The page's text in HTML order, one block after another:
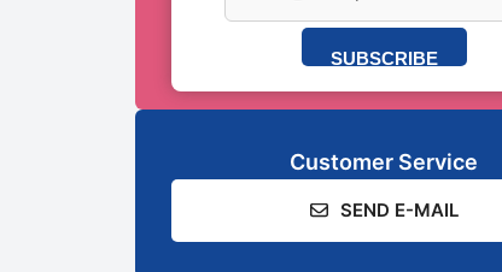
SUBSCRIBE
Customer Service
SEND E-MAIL